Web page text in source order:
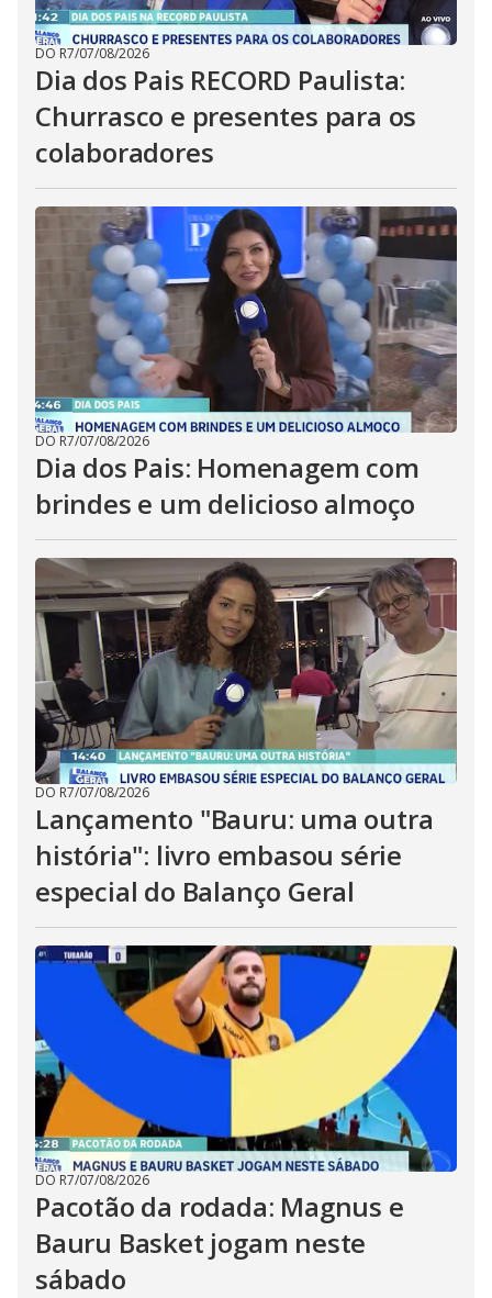
DO R7/07/08/2026
Dia dos Pais RECORD Paulista:
Churrasco e presentes para os
colaboradores
DO R7/07/08/2026
Dia dos Pais: Homenagem com
brindes e um delicioso almoço
DO R7/07/08/2026
Lançamento "Bauru: uma outra
história": livro embasou série
especial do Balanço Geral
DO R7/07/08/2026
Pacotão da rodada: Magnus e
Bauru Basket jogam neste
sábado